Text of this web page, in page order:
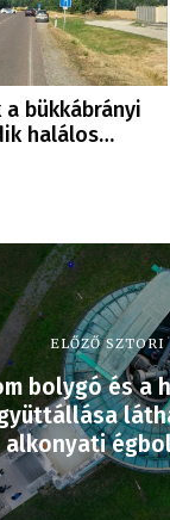
a bükkábrányi
halálos…
ELŐZŐ SZTORI
bolygó és a
alkonyati